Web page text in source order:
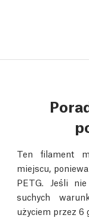
Ten filament
miejscu,
PETG. Jeśli
suchych
użyciem przez 6